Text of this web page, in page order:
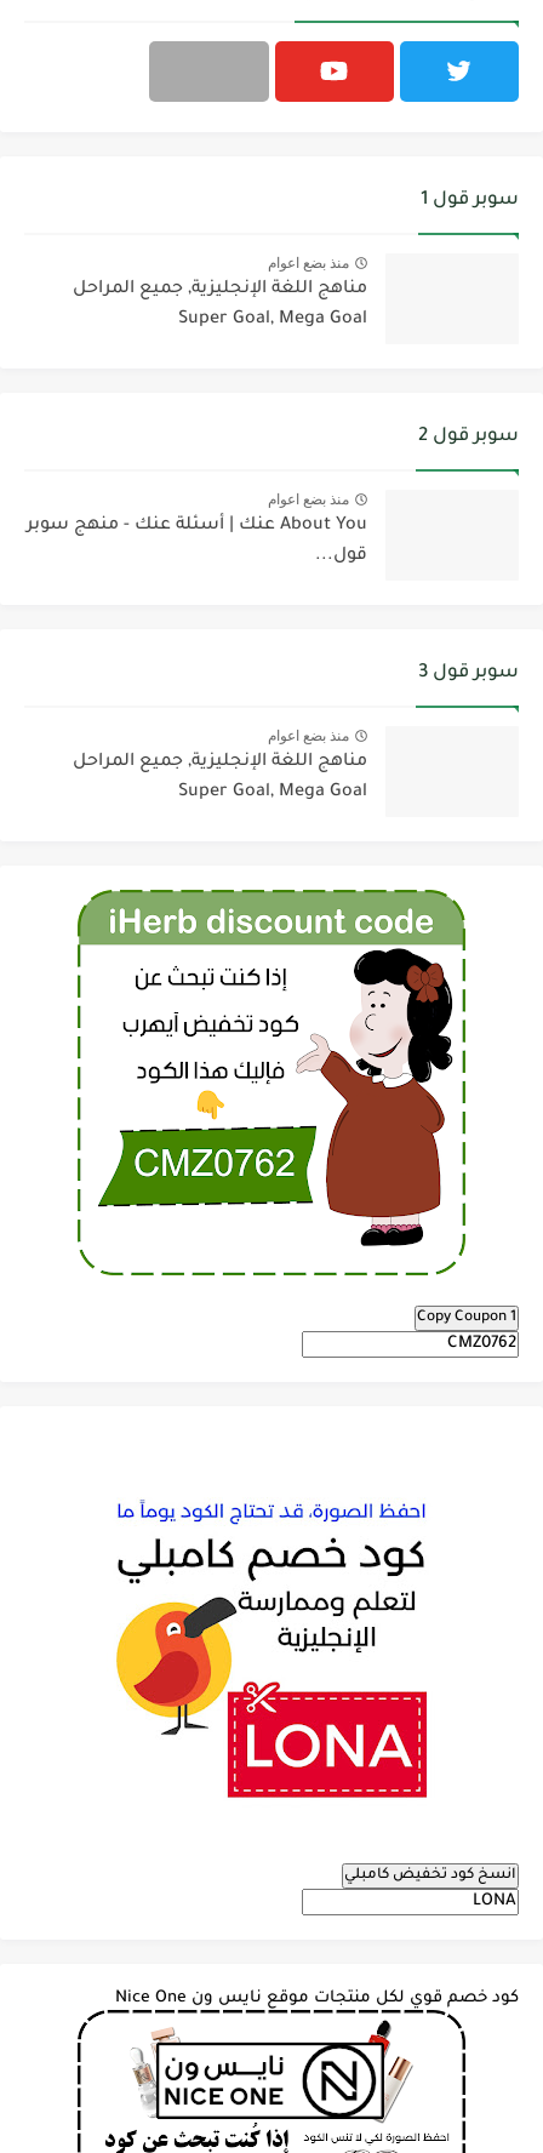
سوبر قول 1
منذ بضع اعوام
مناهج اللغة الإنجليزية, جميع المراحل
Super Goal, Mega Goal
سوبر قول 2
منذ بضع اعوام
About You عنك | أسئلة عنك - منهج سوبر
قول...
سوبر قول 3
منذ بضع اعوام
مناهج اللغة الإنجليزية, جميع المراحل
Super Goal, Mega Goal
Copy Coupon 1
انسخ كود تخفيض كامبلي
كود خصم قوي لكل منتجات موقع نايس ون Nice One